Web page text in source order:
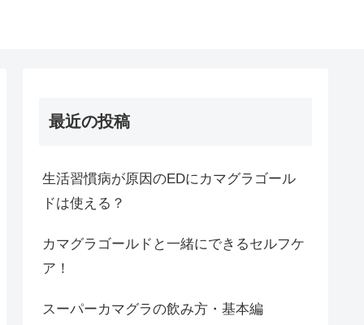
最近の投稿
生活習慣病が原因のEDにカマグラゴール
ドは使える？
カマグラゴールドと一緒にできるセルフケ
ア！
スーパーカマグラの飲み方・基本編